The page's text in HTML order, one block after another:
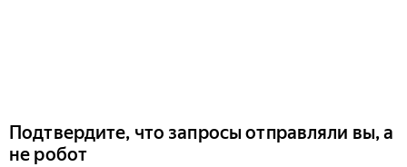
Подтвердите, что запросы отправляли вы, а
не робот